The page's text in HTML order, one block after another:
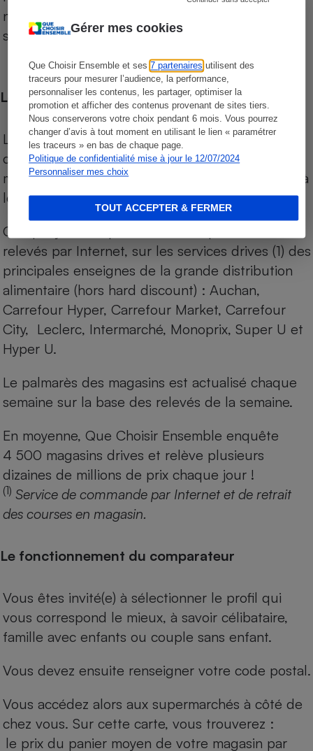
Gérer mes cookies
Que Choisir Ensemble et ses7 partenaires utilisent des
traceurs pour mesurer l’audience, la performance,
personnaliser les contenus, les partager, optimiser la
promotion et afficher des contenus provenant de sites tiers.
Nous conserverons votre choix pendant 6 mois. Vous pourrez
changer d’avis à tout moment en utilisant le lien « paramétrer
les traceurs » en bas de chaque page.
Politique de confidentialité mise à jour le 12/07/2024
Personnaliser mes choix
TOUT ACCEPTER & FERMER
niveau de prix des supermarchés, géolocalisés
sur le territoire français.
Les comparaisons de prix
Les comparaisons sont réalisées sur l’ensemble
des produits des magasins. Les produits de
marques de distributeurs (MDD) sont comparés à
leurs équivalents chez leurs concurrents.
Chaque jour, les prix de tous les produits sont
relevés par Internet, sur les services drives (1) des
principales enseignes de la grande distribution
alimentaire (hors hard discount) : Auchan,
Carrefour Hyper, Carrefour Market, Carrefour
City, Leclerc, Intermarché, Monoprix, Super U et
Hyper U.
Le palmarès des magasins est actualisé chaque
semaine sur la base des relevés de la semaine.
En moyenne, Que Choisir Ensemble enquête
4 500 magasins drives et relève plusieurs
dizaines de millions de prix chaque jour !
(1) Service de commande par Internet et de retrait
des courses en magasin.
Le fonctionnement du comparateur
Vous êtes invité(e) à sélectionner le profil qui
vous correspond le mieux, à savoir célibataire,
famille avec enfants ou couple sans enfant.
Vous devez ensuite renseigner votre code postal.
Vous accédez alors aux supermarchés à côté de
chez vous. Sur cette carte, vous trouverez :
le prix du panier moyen de votre magasin par